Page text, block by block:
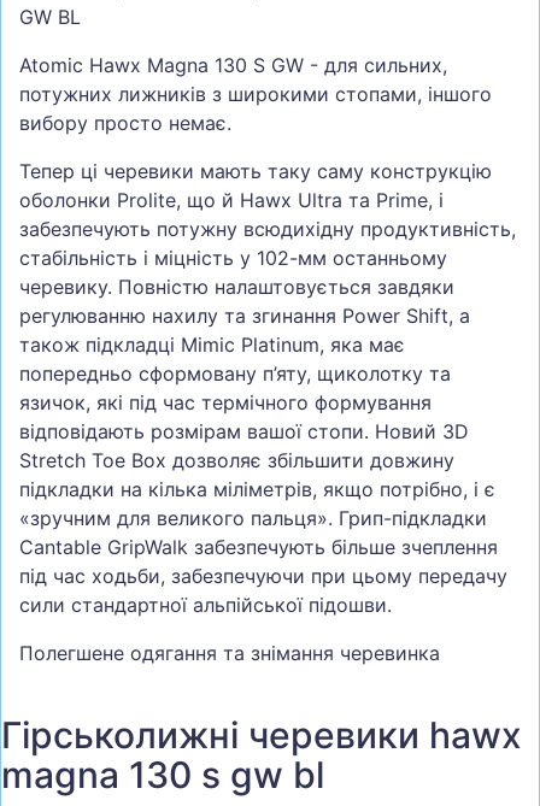
GW BL
Atomic Hawx Magna 130 S GW - для сильних,
потужних лижників з широкими стопами, іншого
вибору просто немає.
Тепер ці черевики мають таку саму конструкцію
оболонки Prolite, що й Hawx Ultra та Prime, і
забезпечують потужну всюдихідну продуктивність,
стабільність і міцність у 102-мм останньому
черевику. Повністю налаштовується завдяки
регулюванню нахилу та згинання Power Shift, а
також підкладці Mimic Platinum, яка має
попередньо сформовану п’яту, щиколотку та
язичок, які під час термічного формування
відповідають розмірам вашої стопи. Новий 3D
Stretch Toe Box дозволяє збільшити довжину
підкладки на кілька міліметрів, якщо потрібно, і є
«зручним для великого пальця». Грип-підкладки
Cantable GripWalk забезпечують більше зчеплення
під час ходьби, забезпечуючи при цьому передачу
сили стандартної альпійської підошви.
Полегшене одягання та знімання черевинка
Гірськолижні черевики hawx
magna 130 s gw bl